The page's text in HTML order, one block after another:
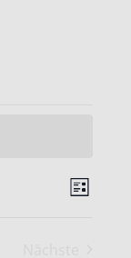
Liste